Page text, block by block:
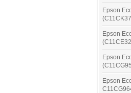
Epson
Epson
Epson
Epson